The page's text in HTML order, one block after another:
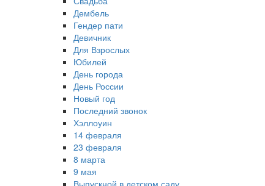
Дембель
Гендер пати
Девичник
Для Взрослых
Юбилей
День города
День России
Новый год
Последний звонок
Хэллоуин
14 февраля
23 февраля
8 марта
9 мая
Выпускной в детском саду